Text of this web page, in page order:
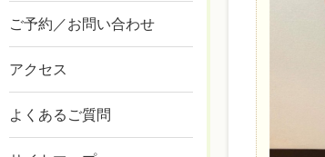
ご予約／お問い合わせ
アクセス
よくあるご質問